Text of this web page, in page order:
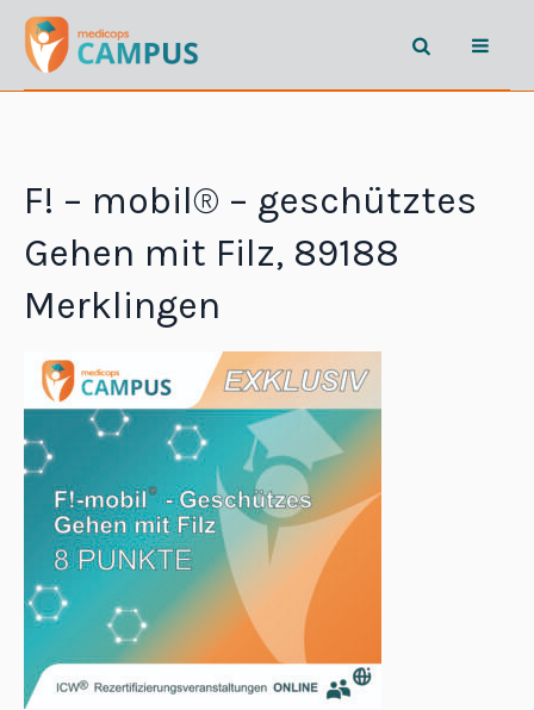
F! – mobil® – geschütztes
Gehen mit Filz, 89188
Merklingen